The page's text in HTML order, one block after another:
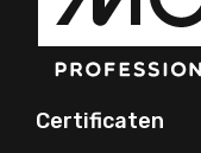
Certificaten